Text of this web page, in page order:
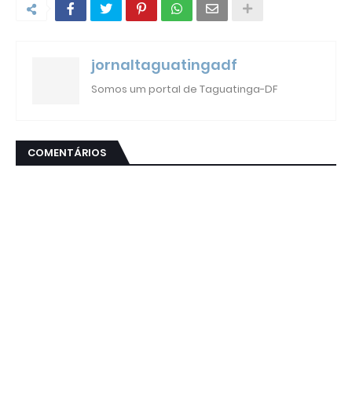
jornaltaguatingadf
Somos um portal de Taguatinga-DF
COMENTÁRIOS